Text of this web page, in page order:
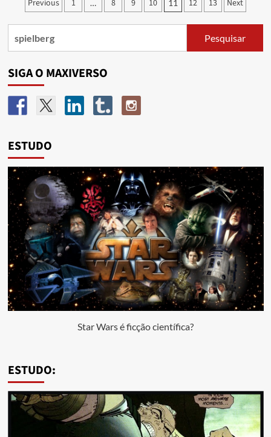
Previous 1 … 8 9 10 11 12 13 Next
SIGA O MAXIVERSO
ESTUDO
Star Wars é ficção científica?
ESTUDO: